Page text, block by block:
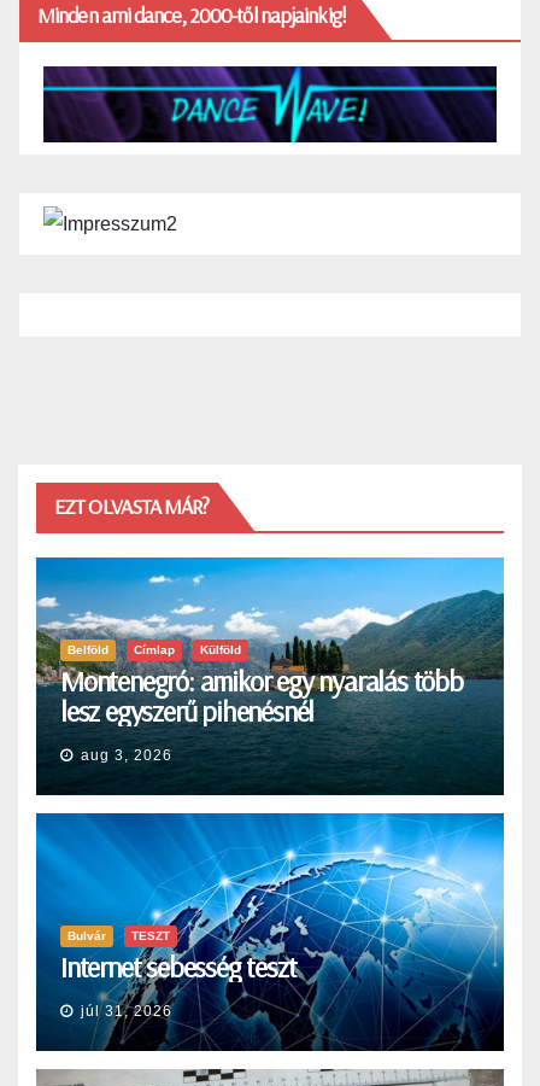
Minden ami dance, 2000-től napjainkig!
EZT OLVASTA MÁR?
Belföld Címlap Külföld
Montenegró: amikor egy nyaralás több
lesz egyszerű pihenésnél
aug 3, 2026
Bulvár TESZT
Internet sebesség teszt
júl 31, 2026